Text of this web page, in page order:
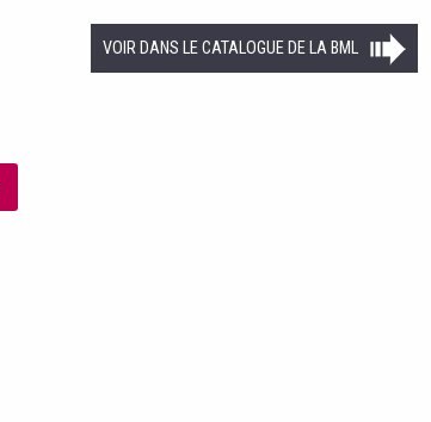
VOIR DANS LE CATALOGUE DE LA BML